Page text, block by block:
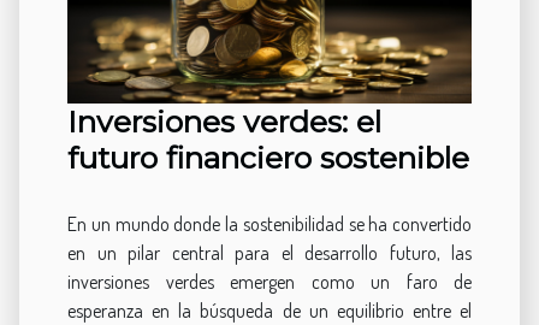
Inversiones verdes: el
futuro financiero sostenible
En un mundo donde la sostenibilidad se ha convertido
en un pilar central para el desarrollo futuro, las
inversiones verdes emergen como un faro de
esperanza en la búsqueda de un equilibrio entre el